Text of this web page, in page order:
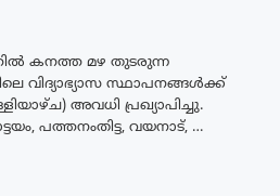
കനത്ത മഴ തുടരുന്ന
വിദ്യാഭ്യാസ സ്ഥാപനങ്ങൾക്ക്
അവധി പ്രഖ്യാപിച്ചു.
പത്തനംതിട്ട, വയനാട്, …